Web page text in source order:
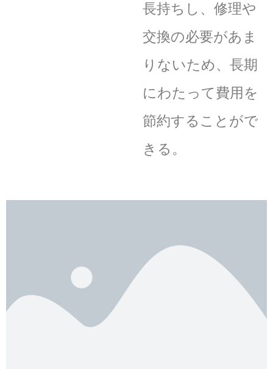
長持ちし、修理や
交換の必要があま
りないため、長期
にわたって費用を
節約することがで
きる。